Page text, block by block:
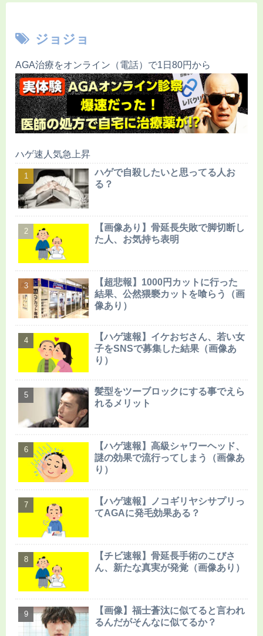
ジョジョ
AGA治療をオンライン（電話）で1日80円から
ハゲ速人気急上昇
ハゲで自殺したいと思ってる人お
る？
【画像あり】骨延長失敗で脚切断し
た人、お気持ち表明
【超悲報】1000円カットに行った
結果、公然猥褻カットを喰らう（画
像あり）
【ハゲ速報】イケおぢさん、若い女
子をSNSで募集した結果（画像あ
り）
髪型をツーブロックにする事でえら
れるメリット
【ハゲ速報】高級シャワーヘッド、
謎の効果で流行ってしまう（画像あ
り）
【ハゲ速報】ノコギリヤシサプリっ
てAGAに発毛効果ある？
【チビ速報】骨延長手術のこびさ
ん、新たな真実が発覚（画像あり）
【画像】福士蒼汰に似てると言われ
るんだがそんなに似てるか？